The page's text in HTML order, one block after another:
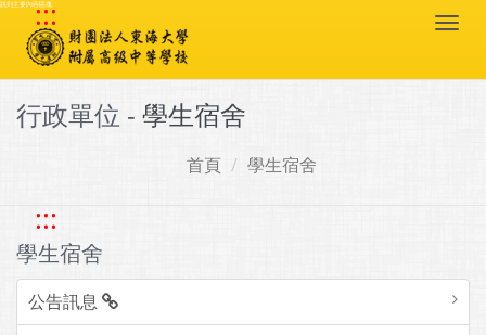
跳到主要內容區塊
:::
行政單位 - 學生宿舍
首頁 學生宿舍
:::
學生宿舍
公告訊息